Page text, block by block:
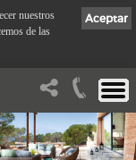
Aceptar
nuestros
de las